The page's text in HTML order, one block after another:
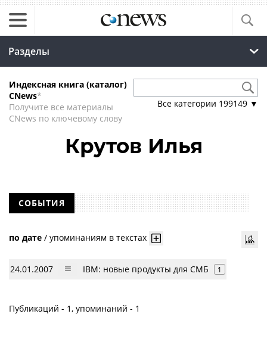
Разделы
Индексная книга (каталог)
CNews*
Получите все материалы
CNews по ключевому слову
Все категории 199149 ▼
Крутов Илья
СОБЫТИЯ
по дате / упоминаниям в текстах
24.01.2007 IBM: новые продукты для CMБ 1
Публикаций - 1, упоминаний - 1